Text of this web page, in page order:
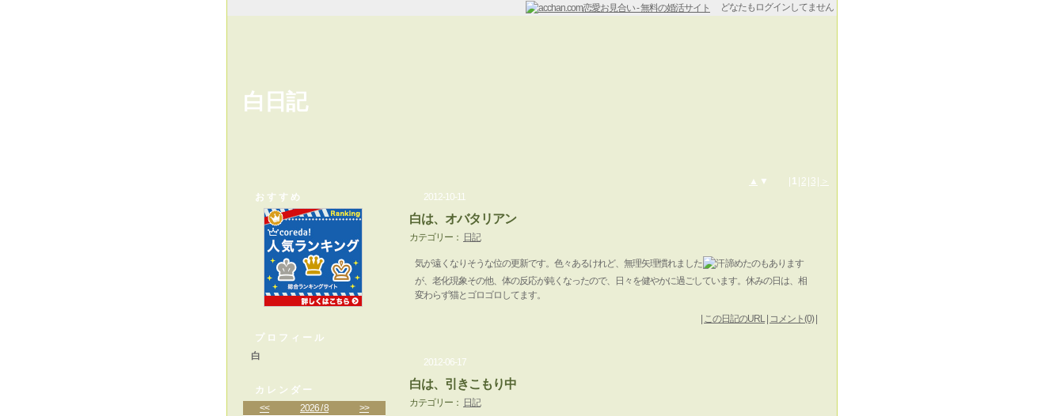
どなたもログインしてません
白日記
おすすめ
プロフィール
白
カレンダー
<<
2026 / 8
>>
▲ ▼ | 1 2 3
＞
2012-10-11
白は、オバタリアン
カテゴリー： 日記
気が遠くなりそうな位の更新です。色々あるけれど、無理矢理慣れました
諦めたのもあります
が、老化現象その他、体の反応が鈍くなったので、日々を健やかに過ごしています。休みの日は、相
変わらず猫とゴロゴロしてます。
この日記のURL| コメント(0)|
2012-06-17
白は、引きこもり中
カテゴリー： 日記